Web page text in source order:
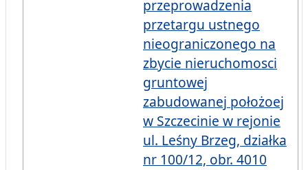
przeprowadzenia
przetargu ustnego
nieograniczonego na
zbycie nieruchomosci
gruntowej
zabudowanej położoej
w Szczecinie w rejonie
ul. Leśny Brzeg, działka
nr 100/12, obr. 4010